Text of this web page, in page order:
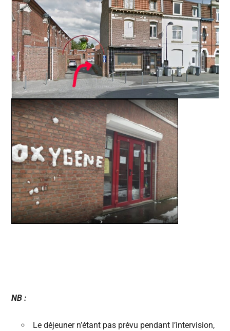
NB :
Le déjeuner n’étant pas prévu pendant l’intervision,